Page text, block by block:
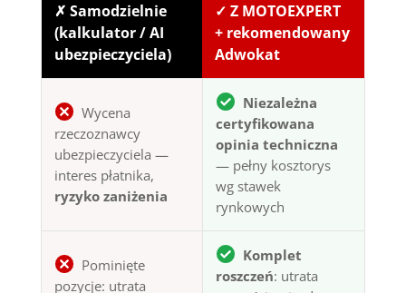
✗ Samodzielnie
(kalkulator / AI
ubezpieczyciela)
✓ Z MOTOEXPERT
+ rekomendowany
Adwokat
Wycena
rzeczoznawcy
ubezpieczyciela —
interes płatnika,
ryzyko zaniżenia
Niezależna
certyfikowana
opinia techniczna
— pełny kosztorys
wg stawek
rynkowych
Pominięte
pozycje: utrata
Komplet
roszczeń: utrata